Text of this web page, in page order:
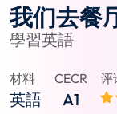
我们去餐
學習英語
材料
英語
CECR
A1
评